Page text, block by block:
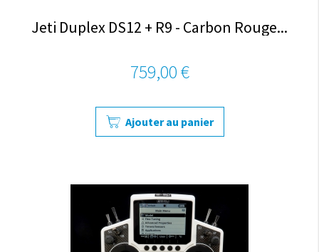
Jeti Duplex DS12 + R9 - Carbon Rouge...
759,00 €
Ajouter au panier